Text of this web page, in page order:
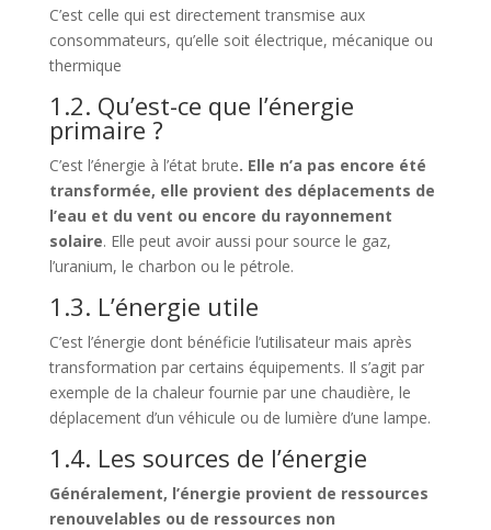
C’est celle qui est directement transmise aux
consommateurs, qu’elle soit électrique, mécanique ou
thermique
1.2. Qu’est-ce que l’énergie
primaire ?
C’est l’énergie à l’état brute. Elle n’a pas encore été
transformée, elle provient des déplacements de
l’eau et du vent ou encore du rayonnement
solaire. Elle peut avoir aussi pour source le gaz,
l’uranium, le charbon ou le pétrole.
1.3. L’énergie utile
C’est l’énergie dont bénéficie l’utilisateur mais après
transformation par certains équipements. Il s’agit par
exemple de la chaleur fournie par une chaudière, le
déplacement d’un véhicule ou de lumière d’une lampe.
1.4. Les sources de l’énergie
Généralement, l’énergie provient de ressources
renouvelables ou de ressources non